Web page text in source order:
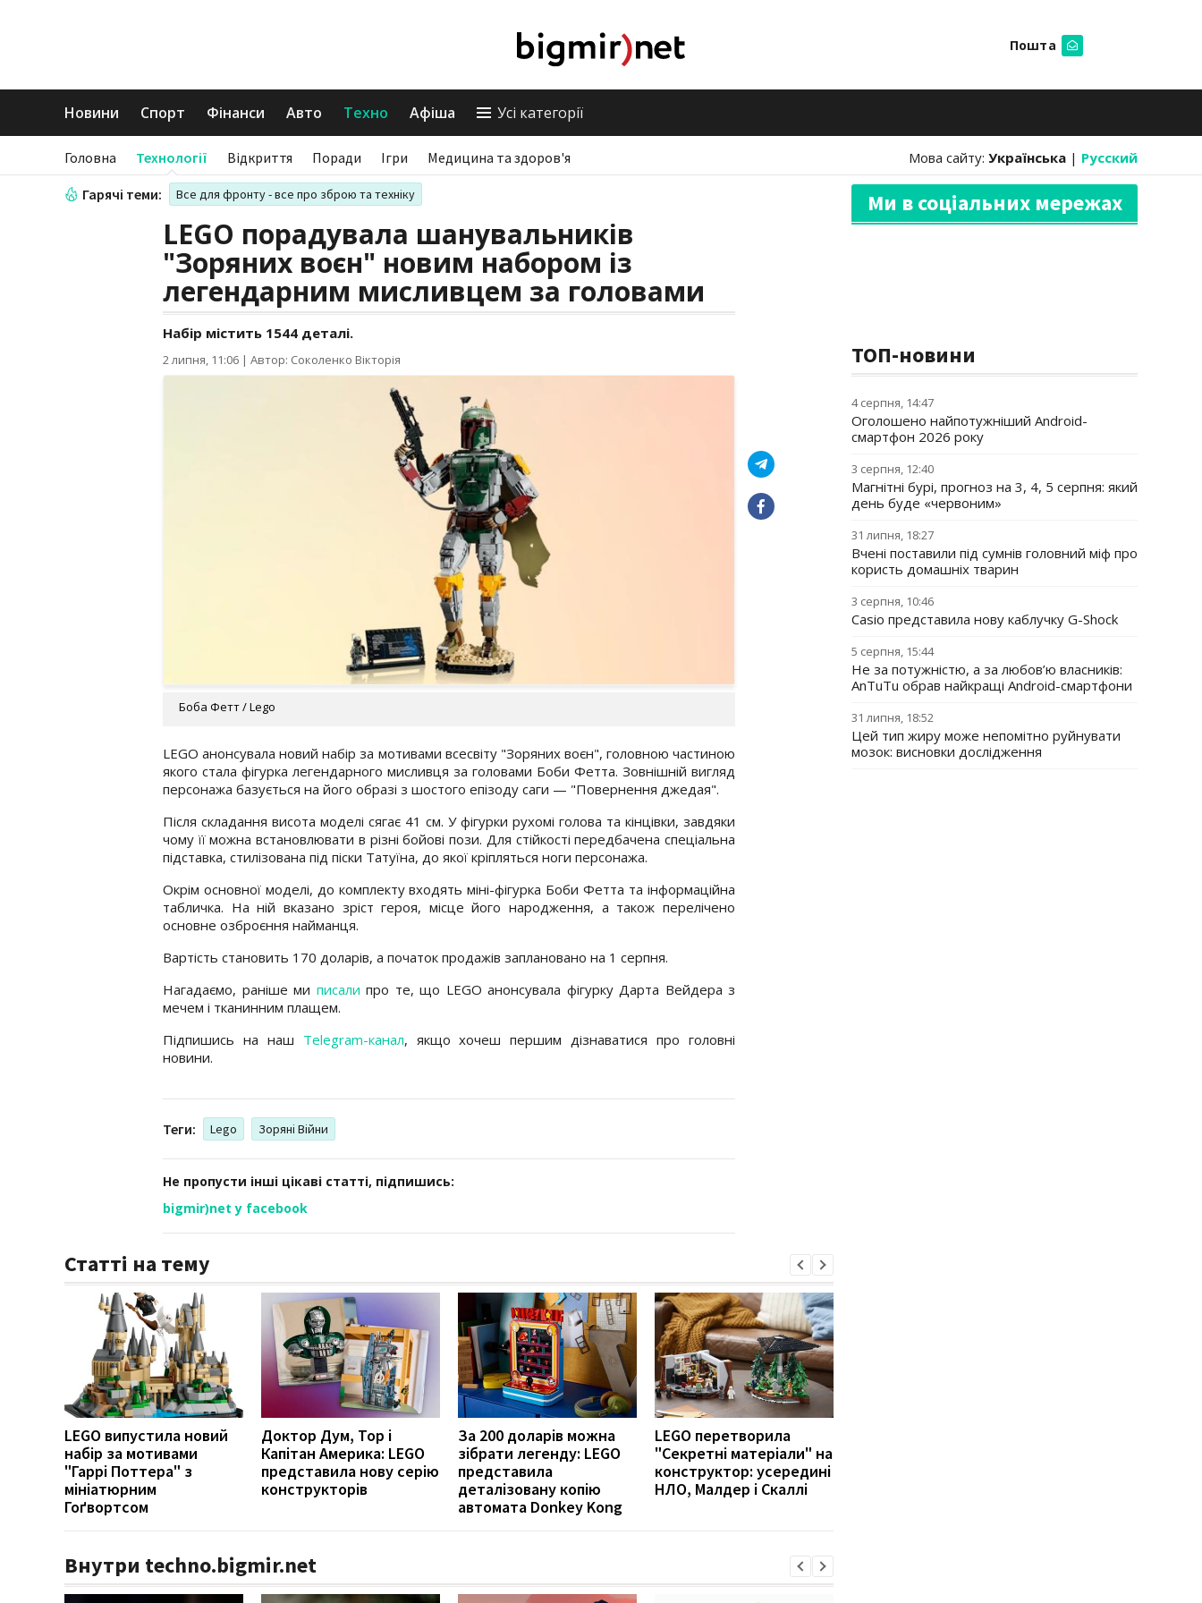
Пошта
Новини Спорт Фінанси Авто Техно Афіша Усі категорії
Головна Технології Відкриття Поради Ігри Медицина та здоров'я Мова сайту: Українська | Русский
Гарячі теми: Все для фронту - все про зброю та техніку
LEGO порадувала шанувальників
"Зоряних воєн" новим набором із
легендарним мисливцем за головами
Набір містить 1544 деталі.
2 липня, 11:06 | Автор: Соколенко Вікторія
Боба Фетт / Lego
LEGO анонсувала новий набір за мотивами всесвіту "Зоряних воєн", головною частиною
якого стала фігурка легендарного мисливця за головами Боби Фетта. Зовнішній вигляд
персонажа базується на його образі з шостого епізоду саги — "Повернення джедая".
Після складання висота моделі сягає 41 см. У фігурки рухомі голова та кінцівки, завдяки
чому її можна встановлювати в різні бойові пози. Для стійкості передбачена спеціальна
підставка, стилізована під піски Татуїна, до якої кріпляться ноги персонажа.
Окрім основної моделі, до комплекту входять міні-фігурка Боби Фетта та інформаційна
табличка. На ній вказано зріст героя, місце його народження, а також перелічено
основне озброєння найманця.
Вартість становить 170 доларів, а початок продажів заплановано на 1 серпня.
Нагадаємо, раніше ми писали про те, що LEGO анонсувала фігурку Дарта Вейдера з
мечем і тканинним плащем.
Підпишись на наш Telegram-канал, якщо хочеш першим дізнаватися про головні
новини.
Теги: Lego Зоряні Війни
Не пропусти інші цікаві статті, підпишись:
bigmir)net у facebook
Статті на тему
LEGO випустила новий
набір за мотивами
"Гаррі Поттера" з
мініатюрним
Гоґвортсом
Доктор Дум, Тор і
Капітан Америка: LEGO
представила нову серію
конструкторів
За 200 доларів можна
зібрати легенду: LEGO
представила
деталізовану копію
автомата Donkey Kong
LEGO перетворила
"Секретні матеріали" на
конструктор: усередині
НЛО, Малдер і Скаллі
Внутри techno.bigmir.net
Ми в соціальних мережах
ТОП-новини
4 серпня, 14:47
Оголошено найпотужніший Android-
смартфон 2026 року
3 серпня, 12:40
Магнітні бурі, прогноз на 3, 4, 5 серпня: який
день буде «червоним»
31 липня, 18:27
Вчені поставили під сумнів головний міф про
користь домашніх тварин
3 серпня, 10:46
Casio представила нову каблучку G-Shock
5 серпня, 15:44
Не за потужністю, а за любов’ю власників:
AnTuTu обрав найкращі Android-смартфони
31 липня, 18:52
Цей тип жиру може непомітно руйнувати
мозок: висновки дослідження